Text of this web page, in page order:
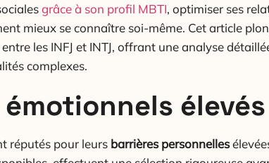
grâce à son profil MBTI, optimiser ses
mieux se connaître soi-même. Cet article
les INFJ et INTJ, offrant une analyse
complexes.
émotionnels élevés
réputés pour leurs barrières personnelles